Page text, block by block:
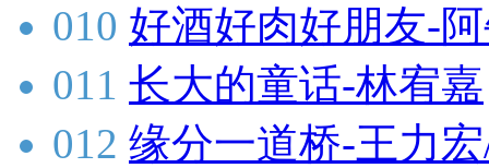
010 好酒好肉好朋友-
011 长大的童话-林宥嘉
012 缘分一道桥-王力